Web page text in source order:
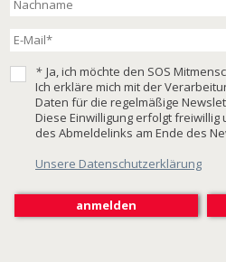
* Ja, ich möchte den SOS
Ich erkläre mich mit der
Daten für die regelmäßige
Diese Einwilligung erfolgt
des Abmeldelinks am Ende des
Unsere Datenschutzerklärung